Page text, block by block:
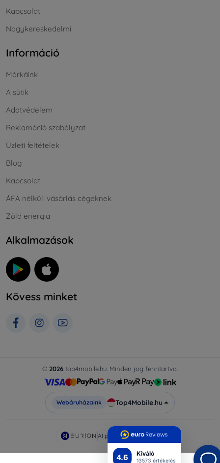
4.6 Kiváló
13573 értékelés
Kapcsolat
Nagykereskedelmi
Információ
Márkáink
A sütik
Adatvédelem
Reklamáció szabályzat
Üzleti feltételek
Blog
Kapcsolat
ÁFA nélküli vásárlás cégeknek
Zöld energia
Alkalmazások
Kövess minket
© 2026 top4mobile.hu. Minden jog fenntartva.
Webáruházaink Top4Mobile.hu
AI powered byEurion